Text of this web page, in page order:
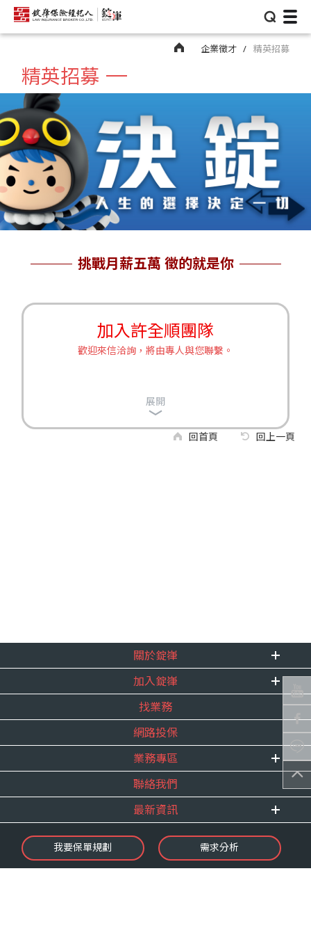
⌕
企業徵才 精英招募
精英招募
挑戰月薪五萬 徵的就是你
展開
加入許全順團隊
歡迎來信洽詢，將由專人與您聯繫。
回首頁 回上一頁
關於錠嵂
企業資訊
重要事跡
得獎紀錄
服務宣言
合作夥伴
加入錠嵂
內勤招聘
精英招募
年度增員計畫
找業務
網路投保
業務專區
E 線資源網
聯絡我們
最新資訊
最新消息
錠嵂焦點
我要保單規劃 需求分析